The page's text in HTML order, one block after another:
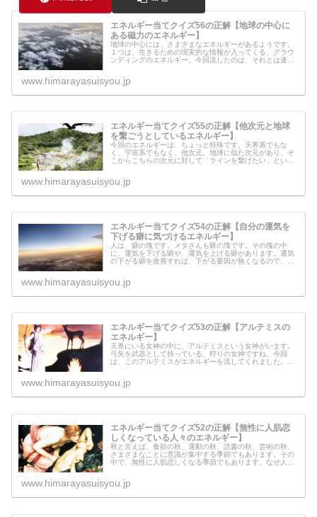
エネルギー当てクイズ56の正解【地球の中心に
ある磁力のエネルギー】
地球の中心には、さまざまなエネルギーがあるようです。
１つは、生きるための現実的な情報が入ってくる、グラウ
ンディングのエネルギー。今回流したのは、それとは違う
www.himarayasuisyou.jp
エネルギー当てクイズ55の正解【他次元と地球
を繋ごうとしているエネルギー】
今回のエネルギーは、ちょっと特殊です。天界系でもな
く、宇宙系でもなく、他次元。地球に似た次元があり、そ
こからこちらの次元に対して「ラインを繋げたい」という
www.himarayasuisyou.jp
エネルギー当てクイズ54の正解【自分の運気を
下げる癖に気づけるエネルギー】
人は、癖の塊です。メタさんも癖の塊です。その塊の中
に、運気を下げる癖や、運気を上げる癖があります。運気
の下がる癖を改善すれば、下がる要因が無くなるので、本
www.himarayasuisyou.jp
エネルギー当てクイズ53の正解【アルテミスの
エネルギー】
天界にいる女神の中に、アルテミスという女神がいます。
弓矢を武器として持っている、狩りの女神ですね。今回
は、このアルテミスがエネルギーを流してくれました。ア
www.himarayasuisyou.jp
エネルギー当てクイズ52の正解【無性に人肌恋
しくなっている人々のエネルギー】
秋と言えば、食欲の秋、運動の秋、読書の秋、芸術の秋、
さまざまなことに意識が集中する季節でもあります。その
中で、無性に人肌恋しくなる季節でもあります。なぜ人
www.himarayasuisyou.jp